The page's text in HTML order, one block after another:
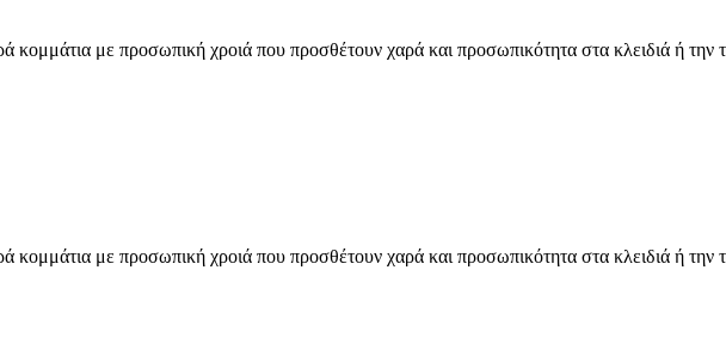
με προσωπική χροιά που προσθέτουν χαρά και προσωπικότητα στα κλειδιά ή την
με προσωπική χροιά που προσθέτουν χαρά και προσωπικότητα στα κλειδιά ή την